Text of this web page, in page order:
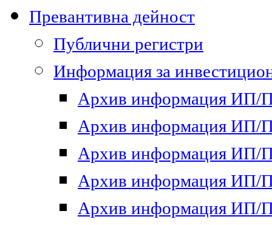
Превантивна дейност
Публични регистри
Информация за
Архив информация ИП/
Архив информация ИП/
Архив информация ИП/
Архив информация ИП/
Архив информация ИП/